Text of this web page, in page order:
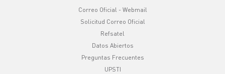
Correo Oficial - Webmail
Solicitud Correo Oficial
Refsatel
Datos Abiertos
Preguntas Frecuentes
UPSTI